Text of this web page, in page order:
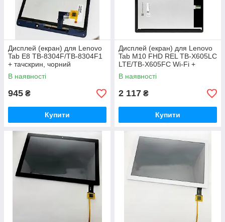
Дисплей (екран) для Lenovo
Tab E8 TB-8304F/TB-8304F1
+ тачскрин, чорний
В наявності
945 ₴
Купити
Дисплей (екран) для Lenovo
Tab M10 FHD REL TB-X605LC
LTE/TB-X605FC Wi-Fi +
тачскрин, чорний, оригінал
(бруд)
В наявності
2 117 ₴
Купити